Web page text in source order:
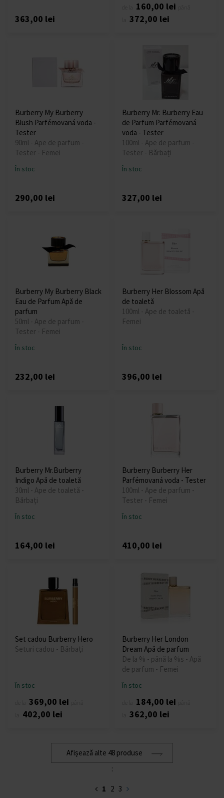
363,00 lei
160,00 lei
372,00 lei
Burberry My Burberry
Blush Parfémovaná voda -
Tester
90ml - Ape de parfum -
Tester - Femei
În stoc
290,00 lei
Burberry Mr. Burberry Eau
de Parfum Parfémovaná
voda - Tester
100ml - Ape de parfum -
Tester - Bărbați
În stoc
327,00 lei
Burberry My Burberry Black
Eau de Parfum Apă de
parfum
50ml - Ape de parfum -
Tester - Femei
În stoc
232,00 lei
Burberry Her Blossom Apă
de toaletă
100ml - Ape de toaletă -
Femei
În stoc
396,00 lei
Burberry Mr.Burberry
Indigo Apă de toaletă
30ml - Ape de toaletă -
Bărbați
În stoc
164,00 lei
Burberry Burberry Her
Parfémovaná voda - Tester
100ml - Ape de parfum -
Tester - Femei
În stoc
410,00 lei
Set cadou Burberry Hero
Seturi cadou - Bărbați
În stoc
369,00 lei
402,00 lei
Burberry Her London
Dream Apă de parfum
De la % - până la %s - Apă
de parfum - Femei
În stoc
184,00 lei
362,00 lei
Afișează alte 48 produse
:
1 2 3